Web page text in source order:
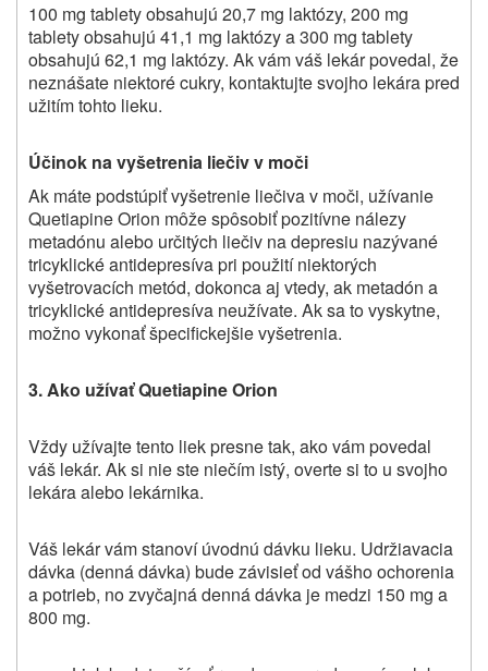
100 mg tablety obsahujú 20,7 mg laktózy, 200 mg
tablety obsahujú 41,1 mg laktózy a 300 mg tablety
obsahujú 62,1 mg laktózy. Ak vám váš lekár povedal, že
neznášate niektoré cukry, kontaktujte svojho lekára pred
užitím tohto lieku.
Účinok na vyšetrenia liečiv v moči
Ak máte podstúpiť vyšetrenie liečiva v moči, užívanie
Quetiapine Orion môže spôsobiť pozitívne nálezy
metadónu alebo určitých liečiv na depresiu nazývané
tricyklické antidepresíva pri použití niektorých
vyšetrovacích metód, dokonca aj vtedy, ak metadón a
tricyklické antidepresíva neužívate. Ak sa to vyskytne,
možno vykonať špecifickejšie vyšetrenia.
3. Ako užívaťQuetiapine Orion
Vždy užívajtetento liekpresne tak, ako vám povedal
váš lekár. Ak si nie ste niečím istý, overte si to u svojho
lekára alebo lekárnika.
Váš lekár vám stanoví úvodnú dávku lieku. Udržiavacia
dávka (denná dávka) bude závisieť od vášho ochorenia
a potrieb, no zvyčajná denná dávka je medzi 150 mg a
800 mg.